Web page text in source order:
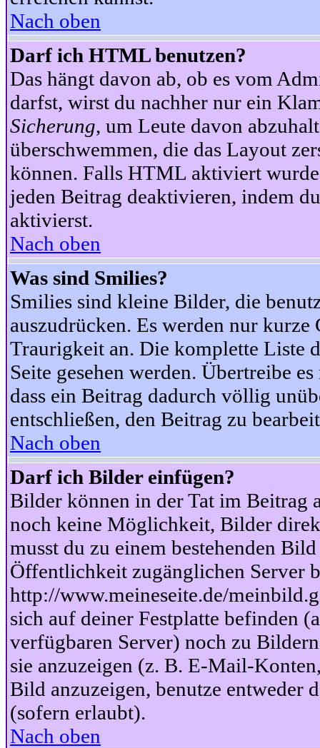
Nach oben
Darf ich HTML benutzen?
Das hängt davon ab, ob es vom
darfst, wirst du nachher nur ein
Sicherung, um Leute davon
überschwemmen, die das Layout
können. Falls HTML aktiviert
jeden Beitrag deaktivieren, indem
aktivierst.
Nach oben
Was sind Smilies?
Smilies sind kleine Bilder, die
auszudrücken. Es werden nur
Traurigkeit an. Die komplette Liste
Seite gesehen werden. Übertreibe
dass ein Beitrag dadurch völlig
entschließen, den Beitrag zu
Nach oben
Darf ich Bilder einfügen?
Bilder können in der Tat im Beitrag
noch keine Möglichkeit, Bilder
musst du zu einem bestehenden
Öffentlichkeit zugänglichen Server
http://www.meineseite.de/
sich auf deiner Festplatte befinden
verfügbaren Server) noch zu
sie anzuzeigen (z. B. E-Mail-
Bild anzuzeigen, benutze
(sofern erlaubt).
Nach oben